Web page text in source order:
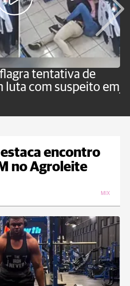
tentativa de
luta com suspeito em
encontro
no Agroleite
MIX